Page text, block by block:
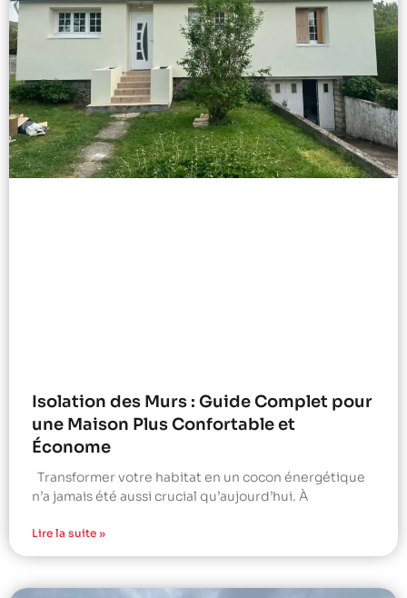
Isolation des Murs : Guide Complet pour
une Maison Plus Confortable et
Économe
Transformer votre habitat en un cocon énergétique
n’a jamais été aussi crucial qu’aujourd’hui. À
Lire la suite »